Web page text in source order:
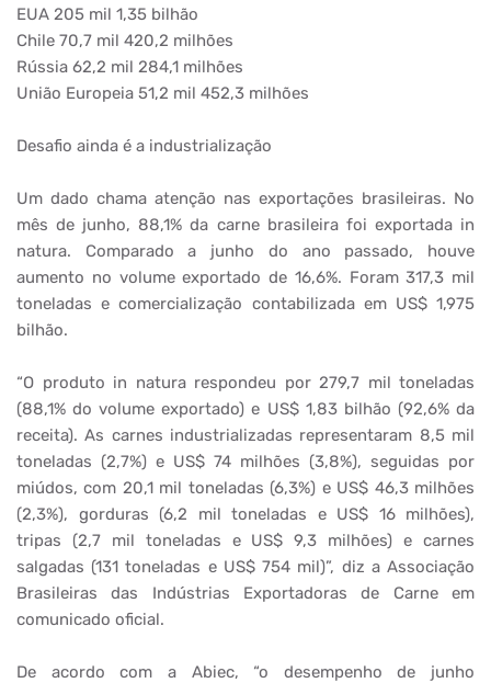
EUA 205 mil 1,35 bilhão
Chile 70,7 mil 420,2 milhões
Rússia 62,2 mil 284,1 milhões
União Europeia 51,2 mil 452,3 milhões
Desafio ainda é a industrialização
Um dado chama atenção nas exportações brasileiras. No
mês de junho, 88,1% da carne brasileira foi exportada in
natura. Comparado a junho do ano passado, houve
aumento no volume exportado de 16,6%. Foram 317,3 mil
toneladas e comercialização contabilizada em US$ 1,975
bilhão.
“O produto in natura respondeu por 279,7 mil toneladas
(88,1% do volume exportado) e US$ 1,83 bilhão (92,6% da
receita). As carnes industrializadas representaram 8,5 mil
toneladas (2,7%) e US$ 74 milhões (3,8%), seguidas por
miúdos, com 20,1 mil toneladas (6,3%) e US$ 46,3 milhões
(2,3%), gorduras (6,2 mil toneladas e US$ 16 milhões),
tripas (2,7 mil toneladas e US$ 9,3 milhões) e carnes
salgadas (131 toneladas e US$ 754 mil)”, diz a Associação
Brasileiras das Indústrias Exportadoras de Carne em
comunicado oficial.
De acordo com a Abiec, “o desempenho de junho